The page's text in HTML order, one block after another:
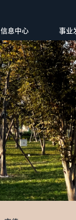
信息中心 事业